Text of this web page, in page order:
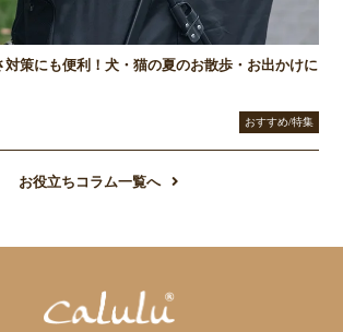
対策にも便利！犬・猫の夏のお散歩・お出かけに
おすすめ/特集
お役立ちコラム一覧へ